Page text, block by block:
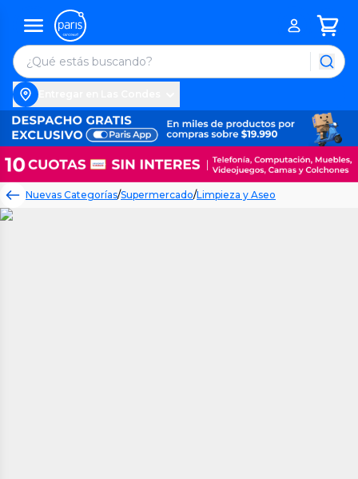
Nuevas Categorías/Supermercado/Limpieza y Aseo